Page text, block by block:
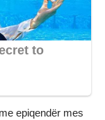
epiqendër mes